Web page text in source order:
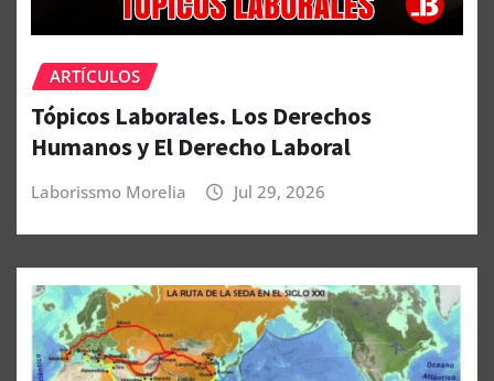
ARTÍCULOS
Tópicos Laborales. Los Derechos
Humanos y El Derecho Laboral
Laborissmo Morelia Jul 29, 2026